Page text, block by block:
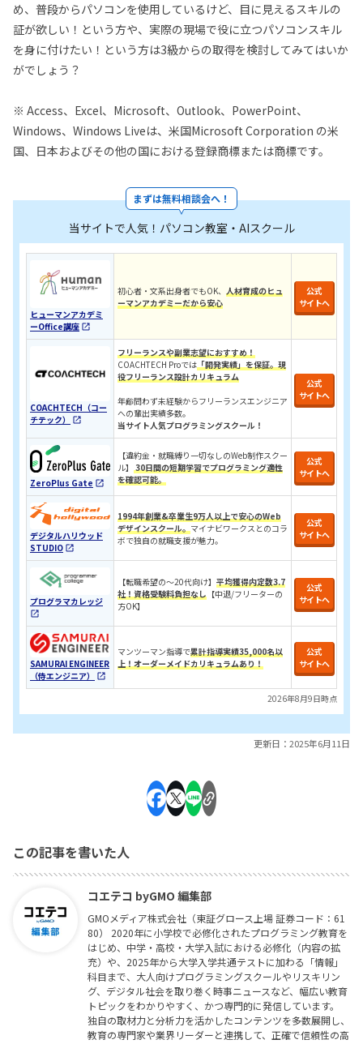
め、普段からパソコンを使用しているけど、目に見えるスキルの
証が欲しい！という方や、実際の現場で役に立つパソコンスキル
を身に付けたい！という方は3級からの取得を検討してみてはいか
がでしょう？
※ Access、Excel、Microsoft、Outlook、PowerPoint、
Windows、Windows Liveは、米国Microsoft Corporation の米
国、日本およびその他の国における登録商標または商標です。
まずは無料相談会へ！
当サイトで人気！パソコン教室・AIスクール
ヒューマンアカデミ
ーOffice講座
初心者・文系出身者でもOK、 人材育成のヒュ
ーマンアカデミーだから安心
公式
サイトへ
COACHTECH（コー
チテック）
フリーランスや副業志望におすすめ！
COACHTECH Proでは「開発実績」を保証。現
役フリーランス設計カリキュラム
年齢問わず未経験からフリーランスエンジニア
への輩出実績多数。
当サイト人気プログラミングスクール！
公式
サイトへ
ZeroPlus Gate
【違約金・就職縛り一切なしのWeb制作スクー
ル】 30日間の短期学習でプログラミング適性
を確認可能。
公式
サイトへ
デジタルハリウッド
STUDIO
1994年創業&卒業生9万人以上で安心のWeb
デザインスクール。マイナビワークスとのコラ
ボで独自の就職支援が魅力。
公式
サイトへ
プログラマカレッジ
​​【転職希望の〜20代向け】 平均獲得内定数3.7
社！ 資格受験料負担なし 【中退/フリーターの
方OK】
公式
サイトへ
SAMURAI ENGINEER
（侍エンジニア）
マンツーマン指導で累計指導実績35,000名以
上！オーダーメイドカリキュラムあり！
公式
サイトへ
2026年8月9日時点
更新日：2025年6月11日
この記事を書いた人
コエテコ byGMO 編集部
GMOメディア株式会社（東証グロース上場 証券コード：61
80） 2020年に小学校で必修化されたプログラミング教育を
はじめ、中学・高校・大学入試における必修化（内容の拡
充）や、2025年から大学入学共通テストに加わる「情報」
科目まで、大人向けプログラミングスクールやリスキリン
グ、デジタル社会を取り巻く時事ニュースなど、幅広い教育
トピックをわかりやすく、かつ専門的に発信しています。
独自の取材力と分析力を活かしたコンテンツを多数展開し、
教育の専門家や業界リーダーと連携して、正確で信頼性の高